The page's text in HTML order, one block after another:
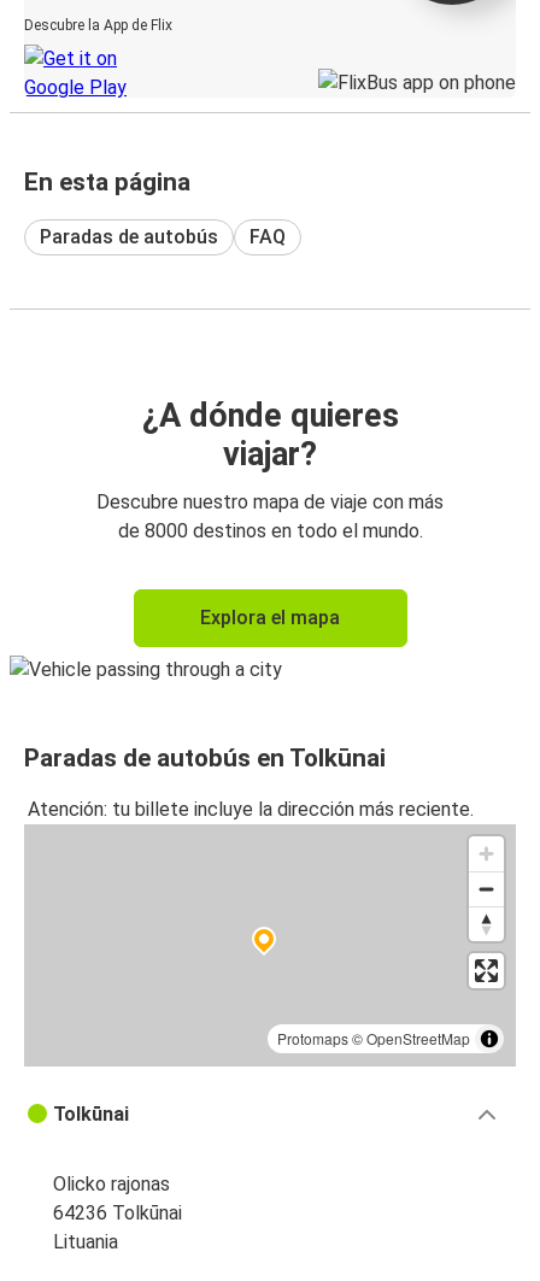
Descubre la App de Flix
En esta página
Paradas de autobús FAQ
¿A dónde quieres
viajar?
Descubre nuestro mapa de viaje con más
de 8000 destinos en todo el mundo.
Explora el mapa
Paradas de autobús en Tolkūnai
Atención: tu billete incluye la dirección más reciente.
Protomaps©OpenStreetMap
Tolkūnai
Olicko rajonas
64236 Tolkūnai
Lituania